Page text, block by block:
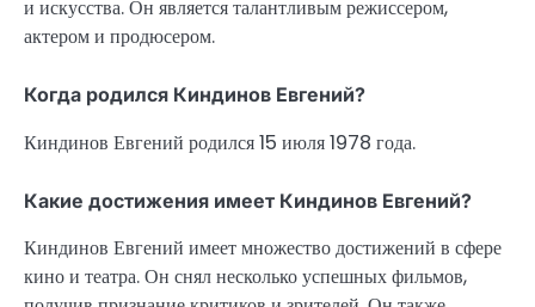
и искусства. Он является талантливым режиссером,
актером и продюсером.
Когда родился Киндинов Евгений?
Киндинов Евгений родился 15 июля 1978 года.
Какие достижения имеет Киндинов Евгений?
Киндинов Евгений имеет множество достижений в сфере
кино и театра. Он снял несколько успешных фильмов,